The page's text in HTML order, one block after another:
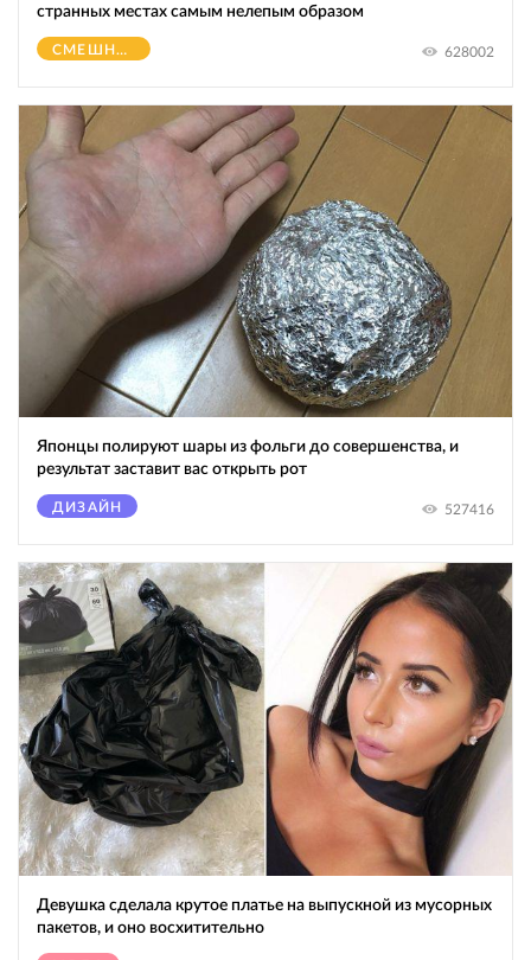
странных местах самым нелепым образом
СМЕШНОЕ 628002
Японцы полируют шары из фольги до совершенства, и
результат заставит вас открыть рот
ДИЗАЙН 527416
Девушка сделала крутое платье на выпускной из мусорных
пакетов, и оно восхитительно